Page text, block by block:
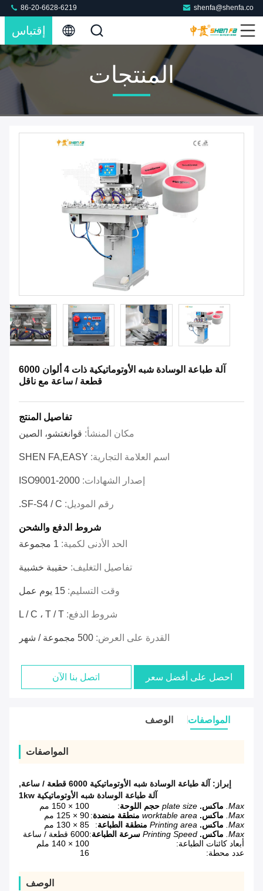
shenfa@shenfa.co
86-20-6628-6219
إقتباس
المنتجات
آلة طباعة الوسادة شبه الأوتوماتيكية ذات 4 ألوان 6000
قطعة / ساعة مع ناقل
تفاصيل المنتج
مكان المنشأ: قوانغتشو، الصين
اسم العلامة التجارية: SHEN FA,EASY
إصدار الشهادات: ISO9001-2000
رقم الموديل: SF-S4 / C.
شروط الدفع والشحن
الحد الأدنى لكمية: 1 مجموعة
تفاصيل التغليف: حقيبة خشبية
وقت التسليم: 15 يوم عمل
شروط الدفع: L / C ، T / T
القدرة على العرض: 500 مجموعة / شهر
احصل على أفضل سعر اتصل بنا الآن
المواصفات الوصف
المواصفات
إبراز: آلة طباعة الوسادة شبه الأوتوماتيكية 6000 قطعة / ساعة
,
آلة طباعة الوسادة شبه الأوتوماتيكية 1kw
Max. ماكس. plate size حجم اللوحة:
100 × 150 مم
Max. ماكس. worktable area منطقة منضدة:90 × 125 مم
Max. ماكس. Printing area منطقة الطباعة:
85 × 130 مم
Max. ماكس. Printing Speed سرعة الطباعة:6000 قطعة / ساعة
أبعاد كائنات الطباعة:
100 × 140 ملم
عدد محطة:
16
الوصف